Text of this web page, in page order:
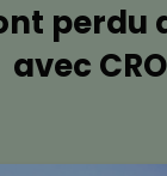
perdu
avec